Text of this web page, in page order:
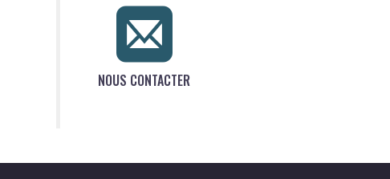
NOUS CONTACTER